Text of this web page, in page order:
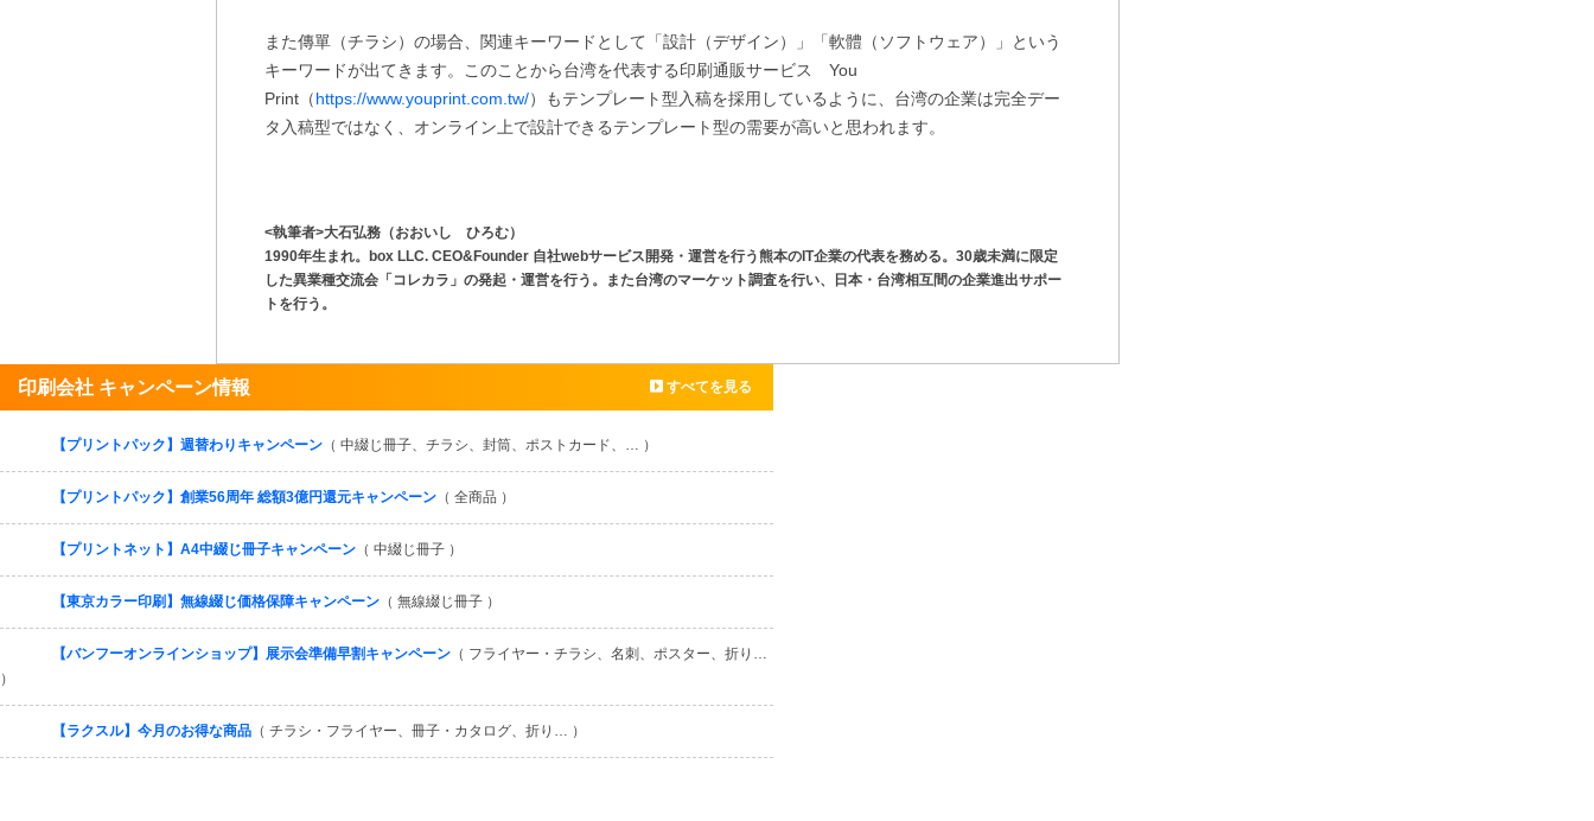
また傳單（チラシ）の場合、関連キーワードとして「設計（デザイン）」「軟體（ソフトウェア）」という
キーワードが出てきます。このことから台湾を代表する印刷通販サービス You
Print（ https://www.youprint.com.tw/）もテンプレート型入稿を採用しているように、台湾の企業は完全デー
タ入稿型ではなく、オンライン上で設計できるテンプレート型の需要が高いと思われます。
<執筆者>大石弘務（おおいし ひろむ）
1990年生まれ。box LLC. CEO&Founder 自社webサービス開発・運営を行う熊本のIT企業の代表を務める。30歳未満に限定
した異業種交流会「コレカラ」の発起・運営を行う。また台湾のマーケット調査を行い、日本・台湾相互間の企業進出サポー
トを行う。
印刷会社 キャンペーン情報 すべてを見る
【プリントパック】週替わりキャンペーン （ 中綴じ冊子、チラシ、封筒、ポストカード、… ）
【プリントパック】創業56周年 総額3億円還元キャンペーン （ 全商品 ）
【プリントネット】A4中綴じ冊子キャンペーン （ 中綴じ冊子 ）
【東京カラー印刷】無線綴じ価格保障キャンペーン （ 無線綴じ冊子 ）
【バンフーオンラインショップ】展示会準備早割キャンペーン （ フライヤー・チラシ、名刺、ポスター、折り…
）
【ラクスル】今月のお得な商品 （ チラシ・フライヤー、冊子・カタログ、折り… ）